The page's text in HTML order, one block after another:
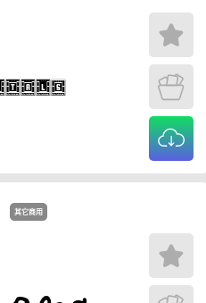
其它商用